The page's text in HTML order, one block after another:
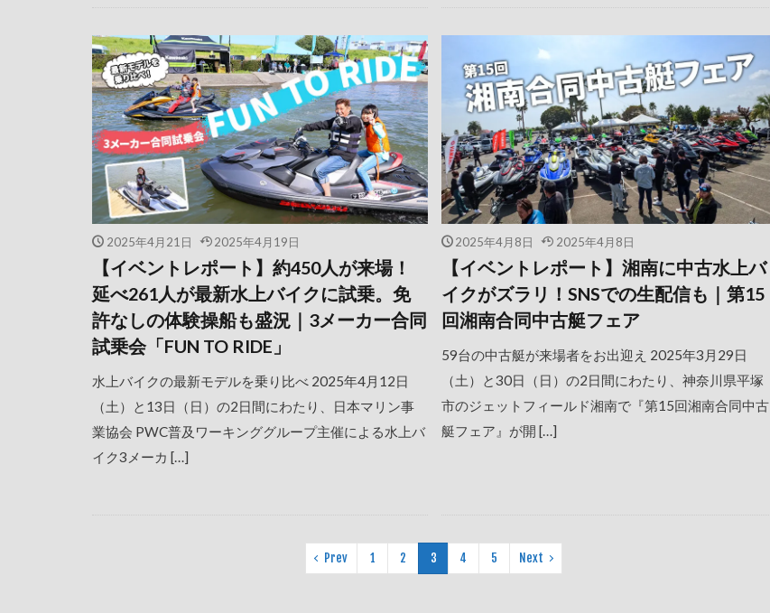
2025年4月21日 2025年4月19日
【イベントレポート】約450人が来場！
延べ261人が最新水上バイクに試乗。免
許なしの体験操船も盛況｜3メーカー合同
試乗会「FUN TO RIDE」
水上バイクの最新モデルを乗り比べ 2025年4月12日
（土）と13日（日）の2日間にわたり、日本マリン事
業協会 PWC普及ワーキンググループ主催による水上バ
イク3メーカ […]
2025年4月8日 2025年4月8日
【イベントレポート】湘南に中古水上バ
イクがズラリ！SNSでの生配信も｜第15
回湘南合同中古艇フェア
59台の中古艇が来場者をお出迎え 2025年3月29日
（土）と30日（日）の2日間にわたり、神奈川県平塚
市のジェットフィールド湘南で『第15回湘南合同中古
艇フェア』が開 […]
Prev 1 2 3 4 5 Next